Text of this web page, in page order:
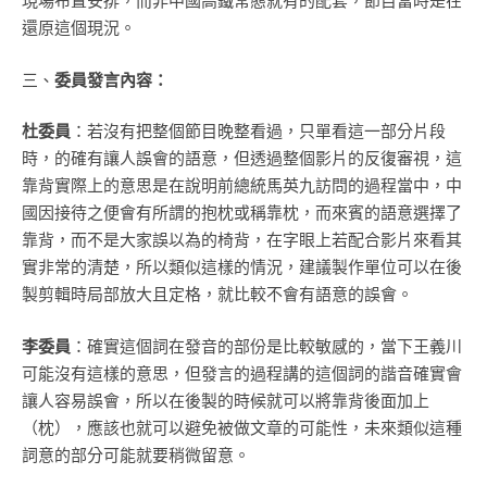
還原這個現況。
三、 委員發言內容：
杜委員 ：若沒有把整個節目晚整看過，只單看這一部分片段
時，的確有讓人誤會的語意，但透過整個影片的反復審視，這
靠背實際上的意思是在說明前總統馬英九訪問的過程當中，中
國因接待之便會有所謂的抱枕或稱靠枕，而來賓的語意選擇了
靠背，而不是大家誤以為的椅背，在字眼上若配合影片來看其
實非常的清楚，所以類似這樣的情況，建議製作單位可以在後
製剪輯時局部放大且定格，就比較不會有語意的誤會。
李委員 ：確實這個詞在發音的部份是比較敏感的，當下王義川
可能沒有這樣的意思，但發言的過程講的這個詞的諧音確實會
讓人容易誤會，所以在後製的時候就可以將靠背後面加上
（枕），應該也就可以避免被做文章的可能性，未來類似這種
詞意的部分可能就要稍微留意。